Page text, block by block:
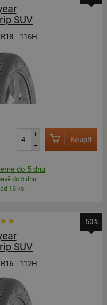
SUV
R18 116H
+
–
Koupit
do 5 dnů
do 5 dnů.
16 ks.
-50%
SUV
R16
112H